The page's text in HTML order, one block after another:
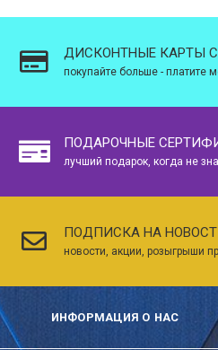
ДИСКОНТНЫЕ КАРТЫ
покупайте больше - платите
ПОДАРОЧНЫЕ
лучший подарок, когда не
ПОДПИСКА НА
новости, акции, розыгрыши
ИНФОРМАЦИЯ О НАС